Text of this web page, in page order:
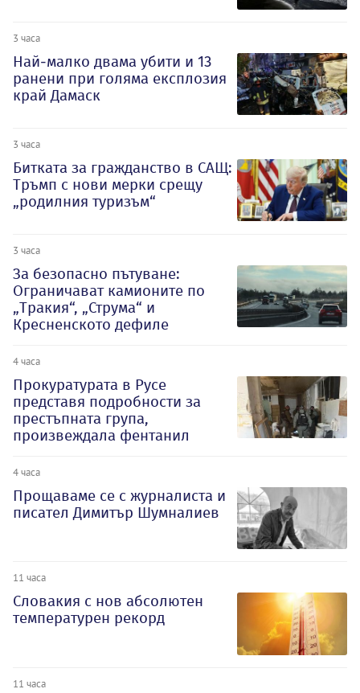
3 часа
Най-малко двама убити и 13
ранени при голяма експлозия
край Дамаск
3 часа
Битката за гражданство в САЩ:
Тръмп с нови мерки срещу
„родилния туризъм“
3 часа
За безопасно пътуване:
Ограничават камионите по
„Тракия“, „Струма“ и
Кресненското дефиле
4 часа
Прокуратурата в Русе
представя подробности за
престъпната група,
произвеждала фентанил
4 часа
Прощаваме се с журналиста и
писател Димитър Шумналиев
11 часа
Словакия с нов абсолютен
температурен рекорд
11 часа